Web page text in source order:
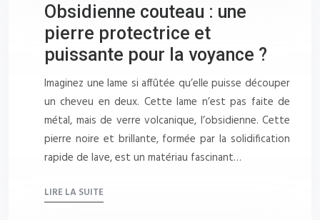
Obsidienne couteau : une
pierre protectrice et
puissante pour la voyance ?
Imaginez une lame si affûtée qu’elle puisse découper
un cheveu en deux. Cette lame n’est pas faite de
métal, mais de verre volcanique, l’obsidienne. Cette
pierre noire et brillante, formée par la solidification
rapide de lave, est un matériau fascinant…
LIRE LA SUITE